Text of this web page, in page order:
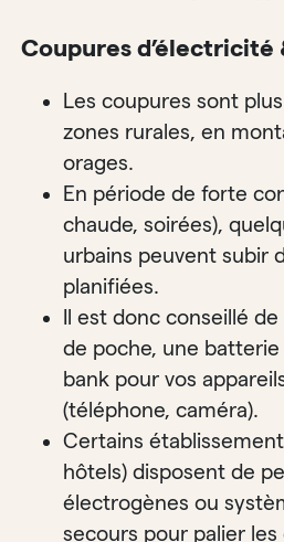
Coupures d’électricité
Les coupures sont
zones rurales, en
orages.
En période de forte
chaude, soirées),
urbains peuvent subir
planifiées.
Il est donc conseillé
de poche, une
bank pour vos
(téléphone, caméra).
Certains
hôtels) disposent de
électrogènes ou
secours pour palier les